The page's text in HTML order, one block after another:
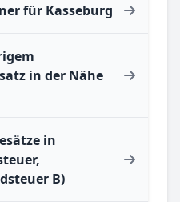
für Kasseburg
in der Nähe
in
B)